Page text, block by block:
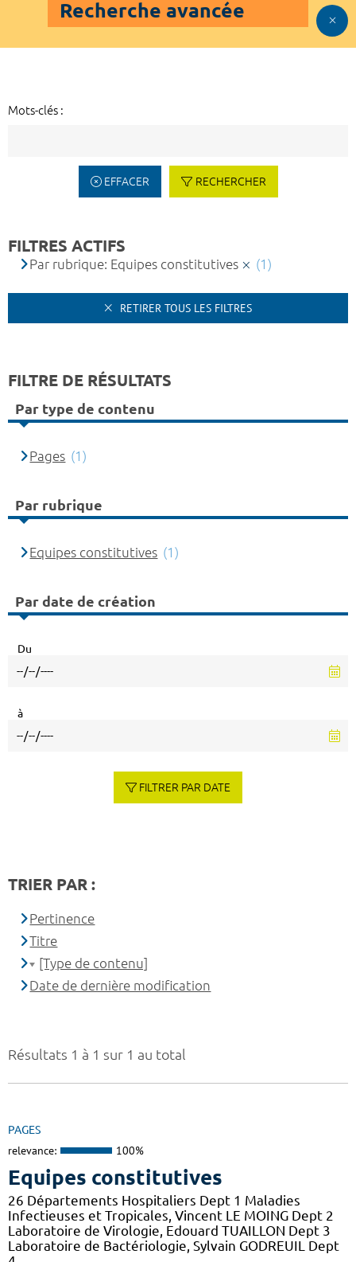
Recherche avancée
Mots-clés :
EFFACER RECHERCHER
Résultats 1 à 1 sur 1 au total
PAGES
relevance: 100%
Equipes constitutives
26 Départements Hospitaliers Dept 1 Maladies
Infectieuses et Tropicales, Vincent LE MOING Dept 2
Laboratoire de Virologie, Edouard TUAILLON Dept 3
Laboratoire de Bactériologie, Sylvain GODREUIL Dept
FILTRES ACTIFS
Par rubrique: Equipes constitutives (1)
RETIRER TOUS LES FILTRES
FILTRE DE RÉSULTATS
Par type de contenu
Pages (1)
Par rubrique
Equipes constitutives (1)
Par date de création
Du
à
FILTRER PAR DATE
TRIER PAR :
Pertinence
Titre
[Type de contenu]
Date de dernière modification